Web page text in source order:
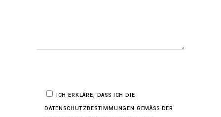
ICH ERKLÄRE, DASS ICH DIE
DATENSCHUTZBESTIMMUNGEN GEMÄSS DER V